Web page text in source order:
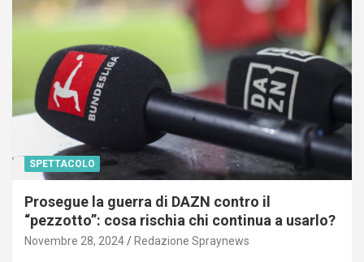
SPETTACOLO
Prosegue la guerra di DAZN contro il
“pezzotto”: cosa rischia chi continua a usarlo?
Novembre 28, 2024 Redazione Spraynews